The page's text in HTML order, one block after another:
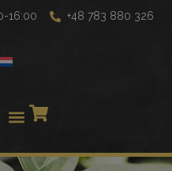
16:00
+48 783 880 326